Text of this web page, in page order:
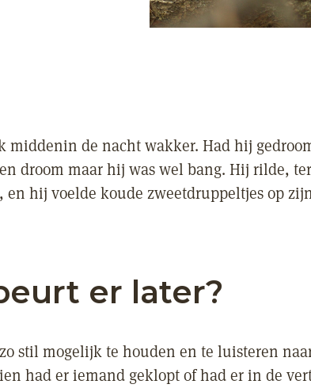
middenin de nacht wakker. Had hij
droom maar hij was wel bang. Hij rilde,
hij voelde koude zweetdruppeltjes op
er later?
stil mogelijk te houden en te luisteren
had er iemand geklopt of had er in de